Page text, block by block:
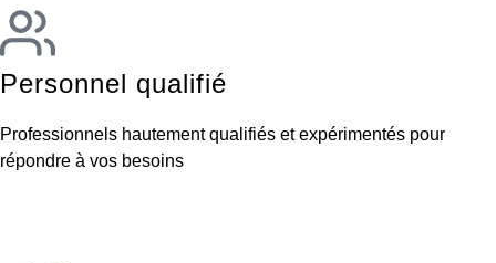
Personnel qualifié
Professionnels hautement qualifiés et expérimentés pour
répondre à vos besoins